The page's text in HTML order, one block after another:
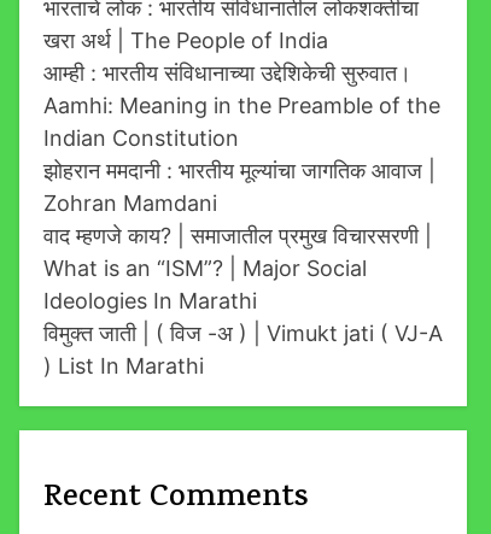
भारताचे लोक : भारतीय संविधानातील लोकशक्तीचा
खरा अर्थ | The People of India
आम्ही : भारतीय संविधानाच्या उद्देशिकेची सुरुवात।
Aamhi: Meaning in the Preamble of the
Indian Constitution
झोहरान ममदानी : भारतीय मूल्यांचा जागतिक आवाज |
Zohran Mamdani
वाद म्हणजे काय? | समाजातील प्रमुख विचारसरणी |
What is an “ISM”? | Major Social
Ideologies In Marathi
विमुक्त जाती | ( विज -अ ) | Vimukt jati ( VJ-A
) List In Marathi
Recent Comments